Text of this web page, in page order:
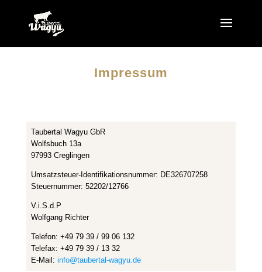
Impressum
Taubertal Wagyu GbR
Wolfsbuch 13a
97993 Creglingen
Umsatzsteuer-Identifikationsnummer: DE326707258
Steuernummer: 52202/12766
V.i.S.d.P
Wolfgang Richter
Telefon: +49 79 39 / 99 06 132
Telefax: +49 79 39 / 13 32
E-Mail: info@taubertal-wagyu.de